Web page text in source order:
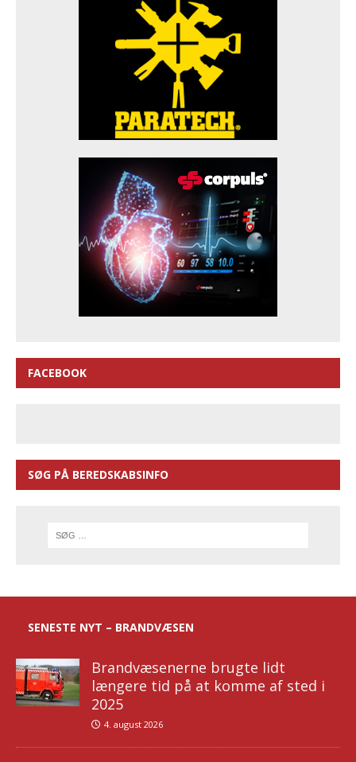
FACEBOOK
SØG PÅ BEREDSKABSINFO
SENESTE NYT – BRANDVÆSEN
Brandvæsenerne brugte lidt
længere tid på at komme af sted i
2025
4. august 2026